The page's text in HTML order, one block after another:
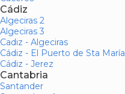
Cádiz
Algeciras 2
Algeciras 3
Cadiz - Algeciras
Cádiz - El Puerto de Sta María
Cádiz - Jerez
Cantabria
Santander